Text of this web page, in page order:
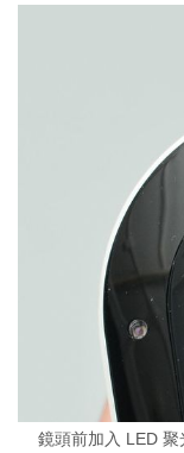
鏡頭前加入 LED